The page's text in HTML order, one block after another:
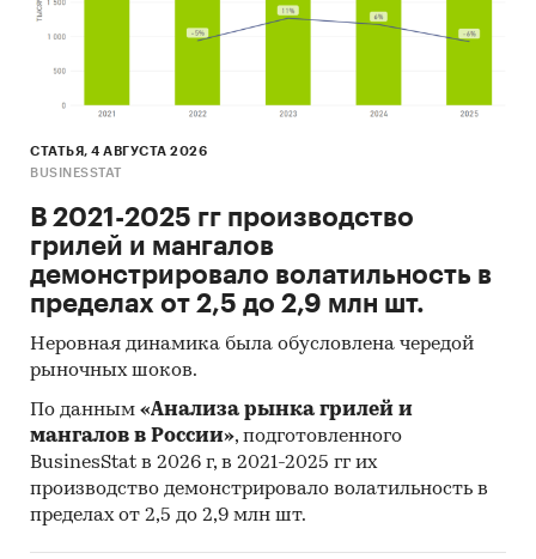
СТАТЬЯ, 4 АВГУСТА 2026
BUSINESSTAT
В 2021-2025 гг производство
грилей и мангалов
демонстрировало волатильность в
пределах от 2,5 до 2,9 млн шт.
Неровная динамика была обусловлена чередой
рыночных шоков.
По данным «Анализа рынка грилей и
мангалов в России», подготовленного
BusinesStat в 2026 г, в 2021-2025 гг их
производство демонстрировало волатильность в
пределах от 2,5 до 2,9 млн шт.